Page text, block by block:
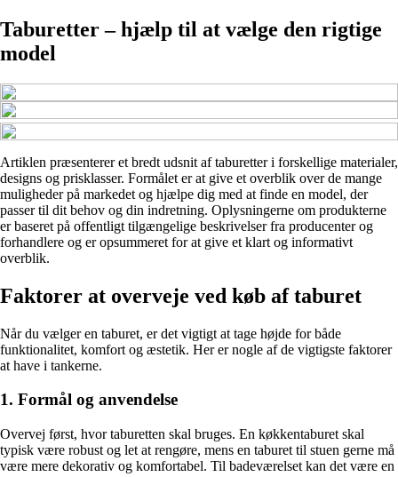
Taburetter – hjælp til at vælge den rigtige
model
Artiklen præsenterer et bredt udsnit af taburetter i forskellige materialer,
designs og prisklasser. Formålet er at give et overblik over de mange
muligheder på markedet og hjælpe dig med at finde en model, der
passer til dit behov og din indretning. Oplysningerne om produkterne
er baseret på offentligt tilgængelige beskrivelser fra producenter og
forhandlere og er opsummeret for at give et klart og informativt
overblik.
Faktorer at overveje ved køb af taburet
Når du vælger en taburet, er det vigtigt at tage højde for både
funktionalitet, komfort og æstetik. Her er nogle af de vigtigste faktorer
at have i tankerne.
1. Formål og anvendelse
Overvej først, hvor taburetten skal bruges. En køkkentaburet skal
typisk være robust og let at rengøre, mens en taburet til stuen gerne må
være mere dekorativ og komfortabel. Til badeværelset kan det være en